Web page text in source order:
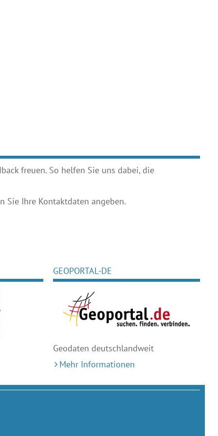
freuen. So helfen Sie uns dabei, die
Sie Ihre Kontaktdaten angeben.
GEOPORTAL-DE
Geodaten deutschlandweit
Mehr Informationen